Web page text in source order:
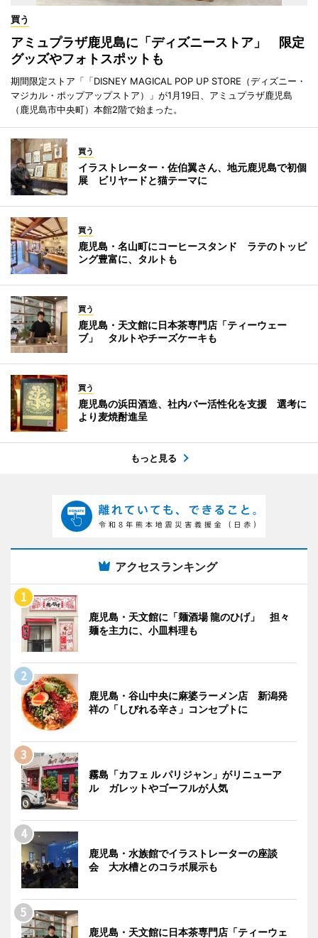
買う
アミュプラザ鹿児島に「ディズニーストア」 限定
グッズやフォトスポットも
期間限定ストア「「DISNEY MAGICAL POP UP STORE（ディズニー・
マジカル・ポップアップストア）」が1月19日、アミュプラザ鹿児島
（鹿児島市中央町）本館2階で始まった。
買う
イラストレーター・佐伯翼さん、地元鹿児島で初個
展 ビリヤードと猫テーマに
買う
鹿児島・名山町にコーヒースタンド ラテのトッピ
ング豊富に、タルトも
買う
鹿児島・天文館に日本茶専門店「ティーウェー
ブ」 タルトやチーズケーキも
買う
鹿児島の浜田酒造、社内バー活性化を支援 選考に
より麦焼酎進呈
もっと見る
アクセスランキング
鹿児島・天文館に「麺酒場 龍のひげ」 担々
麺を主力に、小皿料理も
鹿児島・谷山中央に麻婆ラーメン店 新潟発
祥の「しびれる辛さ」コンセプトに
霧島「カフェ ル パリジャン」がリニューア
ル ガレットやゴーフルが人気
鹿児島・水族館でイラストレーターの座談
会 大水槽とのコラボ展示も
鹿児島・天文館に日本茶専門店「ティーウェ